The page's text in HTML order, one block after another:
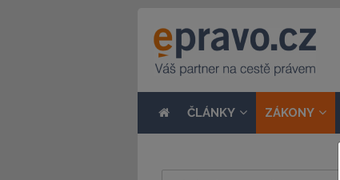
ČLÁNKY ZÁKONY